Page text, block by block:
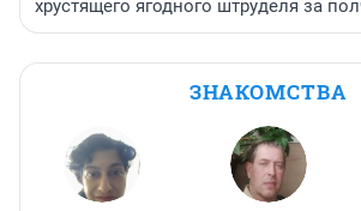
хрустящего ягодного штруделя за
ЗНАКОМСТВА